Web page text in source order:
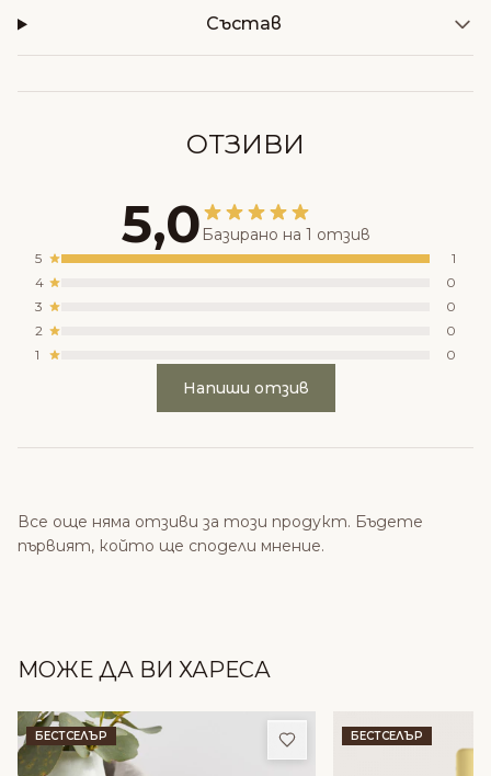
Състав
ОТЗИВИ
5,0 Базирано на 1 отзив
5
1
4
0
3
0
2
0
1
0
Напиши отзив
Все още няма отзиви за този продукт. Бъдете
първият, който ще сподели мнение.
МОЖЕ ДА ВИ ХАРЕСА
БЕСТСЕЛЪР Добави в любими
БЕСТСЕЛЪР